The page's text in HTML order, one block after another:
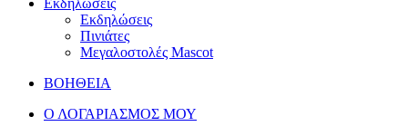
Εκδηλώσεις
Εκδηλώσεις
Πινιάτες
Μεγαλοστολές Mascot
ΒΟΗΘΕΙΑ
Ο ΛΟΓΑΡΙΑΣΜΟΣ ΜΟΥ